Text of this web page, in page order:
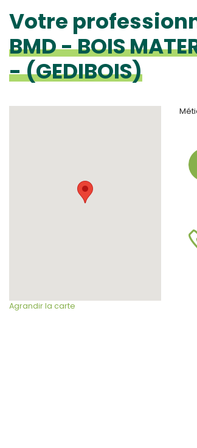
Votre
BMD - BOIS
- (GEDIBOIS)
Agrandir la carte